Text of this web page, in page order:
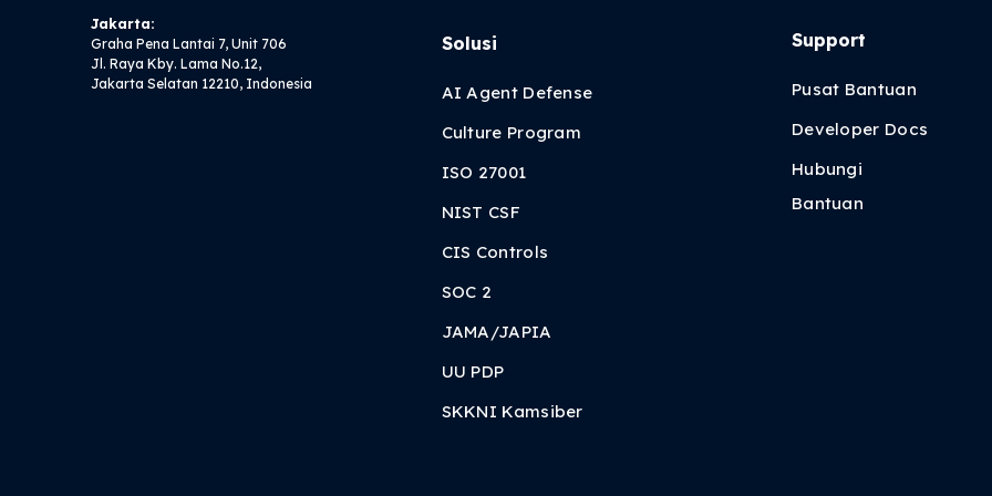
Jakarta:
Graha Pena Lantai 7, Unit 706
Jl. Raya Kby. Lama No.12,
Jakarta Selatan 12210, Indonesia
Solusi
AI Agent Defense
Culture Program
ISO 27001
NIST CSF
CIS Controls
SOC 2
JAMA/JAPIA
UU PDP
SKKNI Kamsiber
Support
Pusat Bantuan
Developer Docs
Hubungi
Bantuan